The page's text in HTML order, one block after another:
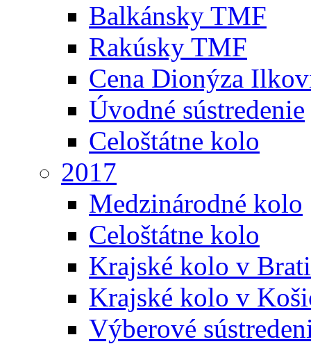
Balkánsky TMF
Rakúsky TMF
Cena Dionýza
Úvodné sústredenie
Celoštátne kolo
2017
Medzinárodné kolo
Celoštátne kolo
Krajské kolo v
Krajské kolo v
Výberové